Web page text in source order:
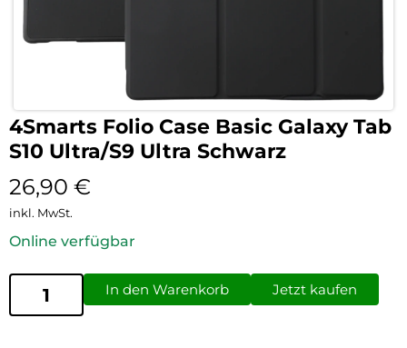
4Smarts Folio Case Basic Galaxy Tab
S10 Ultra/S9 Ultra Schwarz
26,90 €
inkl. MwSt.
Online verfügbar
In den Warenkorb Jetzt kaufen